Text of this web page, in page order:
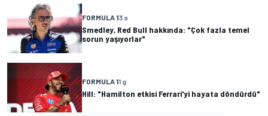
FORMULA 13 s
Smedley, Red Bull hakkında: "Çok fazla temel
sorun yaşıyorlar"
FORMULA 11 g
Hill: "Hamilton etkisi Ferrari'yi hayata döndürdü"